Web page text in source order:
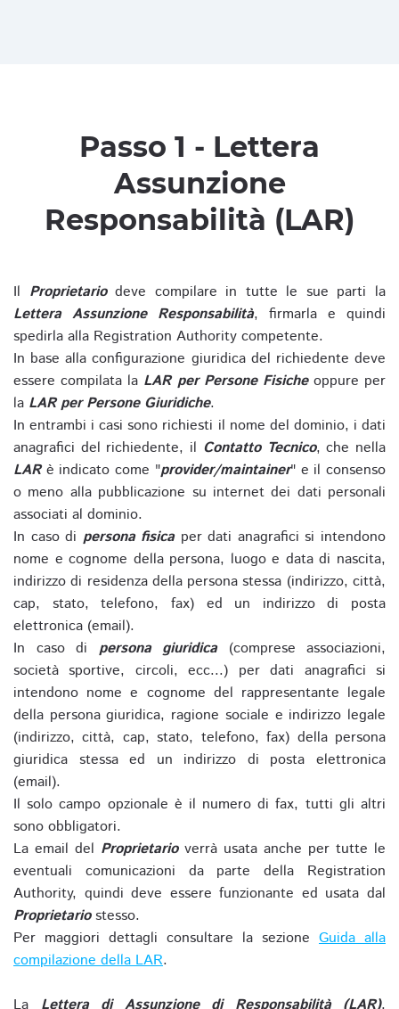
Passo 1 - Lettera
Assunzione
Responsabilità (LAR)
Il Proprietariodeve compilare in tutte le sue parti la
Lettera Assunzione Responsabilità, firmarla e quindi
spedirla alla Registration Authority competente.
In base alla configurazione giuridica del richiedente deve
essere compilata la LAR per Persone Fisicheoppure per
la LAR per Persone Giuridiche.
In entrambi i casi sono richiesti il nome del dominio, i dati
anagrafici del richiedente, il Contatto Tecnico, che nella
LARè indicato come "provider/maintainer" e il consenso
o meno alla pubblicazione su internet dei dati personali
associati al dominio.
In caso di persona fisicaper dati anagrafici si intendono
nome e cognome della persona, luogo e data di nascita,
indirizzo di residenza della persona stessa (indirizzo, città,
cap, stato, telefono, fax) ed un indirizzo di posta
elettronica (email).
In caso di persona giuridica(comprese associazioni,
società sportive, circoli, ecc...) per dati anagrafici si
intendono nome e cognome del rappresentante legale
della persona giuridica, ragione sociale e indirizzo legale
(indirizzo, città, cap, stato, telefono, fax) della persona
giuridica stessa ed un indirizzo di posta elettronica
(email).
Il solo campo opzionale è il numero di fax, tutti gli altri
sono obbligatori.
La email del Proprietarioverrà usata anche per tutte le
eventuali comunicazioni da parte della Registration
Authority, quindi deve essere funzionante ed usata dal
Proprietariostesso.
Per maggiori dettagli consultare la sezione Guida alla
compilazione della LAR.